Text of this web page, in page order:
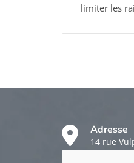
limiter les
Adresse
14 rue